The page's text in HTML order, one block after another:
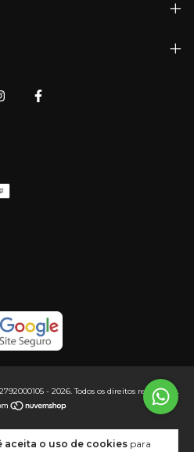
aceita o uso de cookies para
- 2026. Todos os direitos reservados.